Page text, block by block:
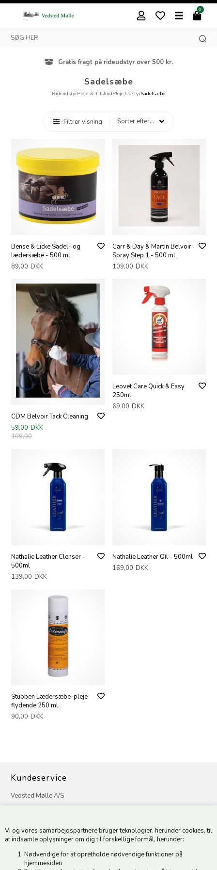
Vi og vores samarbejdspartnere bruger teknologier, herunder cookies, til
at indsamle oplysninger om dig til forskellige formål, herunder:
Nødvendige for at opretholde nødvendige funktioner på
hjemmesiden
0
Gratis fragt på rideudstyr over 500 kr.
Sadelsæbe
RideudstyrPleje & TilskudPleje UdstyrSadelsæbe
Filtrer visning
Bense & Eicke Sadel- og
lædersæbe - 500 ml
89,00 DKK
Carr & Day & Martin Belvoir
Spray Step 1 - 500 ml
109,00 DKK
CDM Belvoir Tack Cleaning
59,00 DKK
109,00
Leovet Care Quick & Easy
250ml
69,00 DKK
Nathalie Leather Clenser -
500ml
139,00 DKK
Nathalie Leather Oil - 500ml
169,00 DKK
Stübben Lædersæbe-pleje
flydende 250 ml.
90,00 DKK
Kundeservice
Vedsted Mølle A/S
CVR 49879415 Mailvedstedmoelle@post.tele.dk
Åbningstider: Man-Fre 9.00-17.00 | Middagslukket 12.00-12.30 |